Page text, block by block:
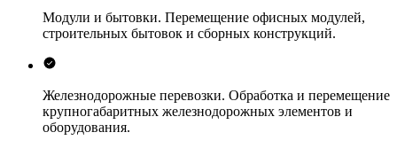
Модули и бытовки. Перемещение офисных модулей,
строительных бытовок и сборных конструкций.
Железнодорожные перевозки. Обработка и перемещение
крупногабаритных железнодорожных элементов и
оборудования.